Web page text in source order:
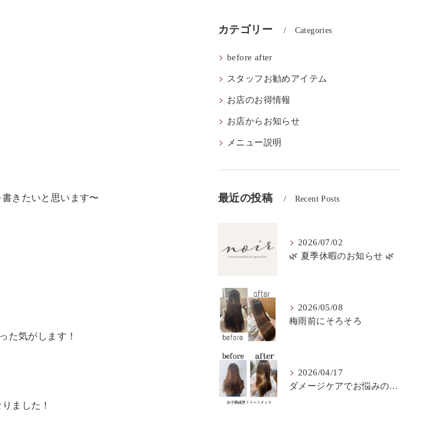
きたいと思います〜
た気がします！
ました！
カテゴリー Categories
before after
スタッフお勧めアイテム
お店のお得情報
お店からお知らせ
メニュー説明
最近の投稿 Recent Posts
2026/07/02
🌿 夏季休暇のお知らせ 🌿
2026/05/08
梅雨前にそろそろ
2026/04/17
ダメージケアでお悩みの方はこちら！